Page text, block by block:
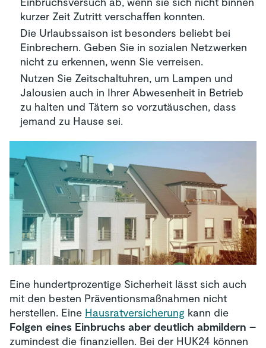
kurzer Zeit Zutritt verschaffen konnten.
Die Urlaubssaison ist besonders beliebt bei
Einbrechern. Geben Sie in sozialen Netzwerken
nicht zu erkennen, wenn Sie verreisen.
Nutzen Sie Zeitschaltuhren, um Lampen und
Jalousien auch in Ihrer Abwesenheit in Betrieb
zu halten und Tätern so vorzutäuschen, dass
jemand zu Hause sei.
Eine hundertprozentige Sicherheit lässt sich auch
mit den besten Präventionsmaßnahmen nicht
herstellen. Eine Hausratversicherung kann die
Folgen eines Einbruchs aber deutlich abmildern –
zumindest die finanziellen. Bei der HUK24 können